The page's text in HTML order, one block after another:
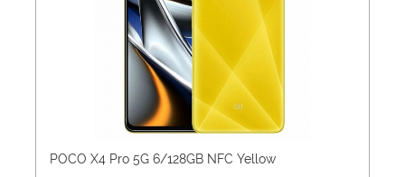
POCO X4 Pro 5G 6/128GB NFC Yellow